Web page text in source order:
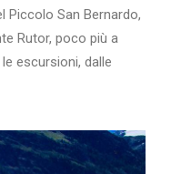
Piccolo San Bernardo,
Rutor, poco più a
escursioni, dalle